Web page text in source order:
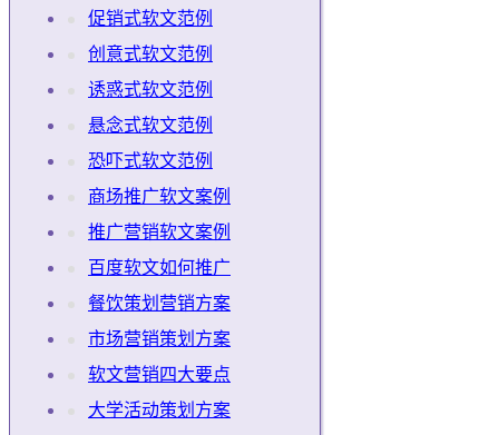
促销式软文范例
创意式软文范例
诱惑式软文范例
悬念式软文范例
恐吓式软文范例
商场推广软文案例
推广营销软文案例
百度软文如何推广
餐饮策划营销方案
市场营销策划方案
软文营销四大要点
大学活动策划方案